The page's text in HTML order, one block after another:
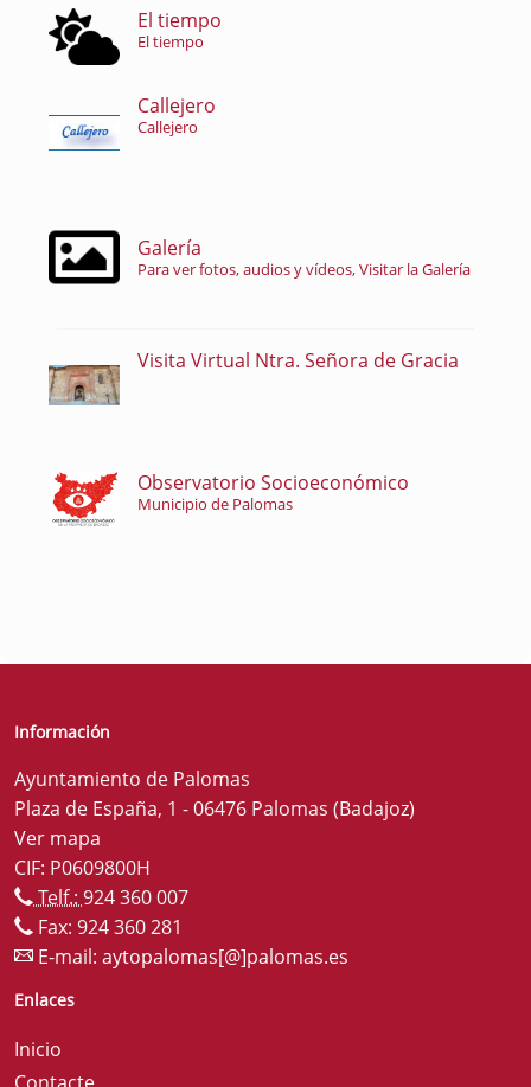
El tiempo
El tiempo
Callejero
Callejero
Galería
Para ver fotos, audios y vídeos, Visitar la Galería
Visita Virtual Ntra. Señora de Gracia
Observatorio Socioeconómico
Municipio de Palomas
Información
Ayuntamiento de Palomas
Plaza de España, 1 - 06476 Palomas (Badajoz)
Ver mapa
CIF: P0609800H
Telf.: 924 360 007
Fax: 924 360 281
E-mail: aytopalomas[@]palomas.es
Enlaces
Inicio